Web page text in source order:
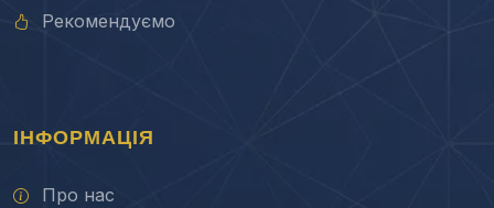
Рекомендуємо
ІНФОРМАЦІЯ
Про нас